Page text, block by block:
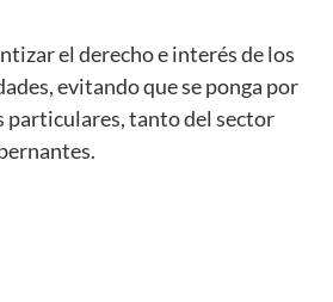
el derecho e interés de los
evitando que se ponga por
particulares, tanto del sector